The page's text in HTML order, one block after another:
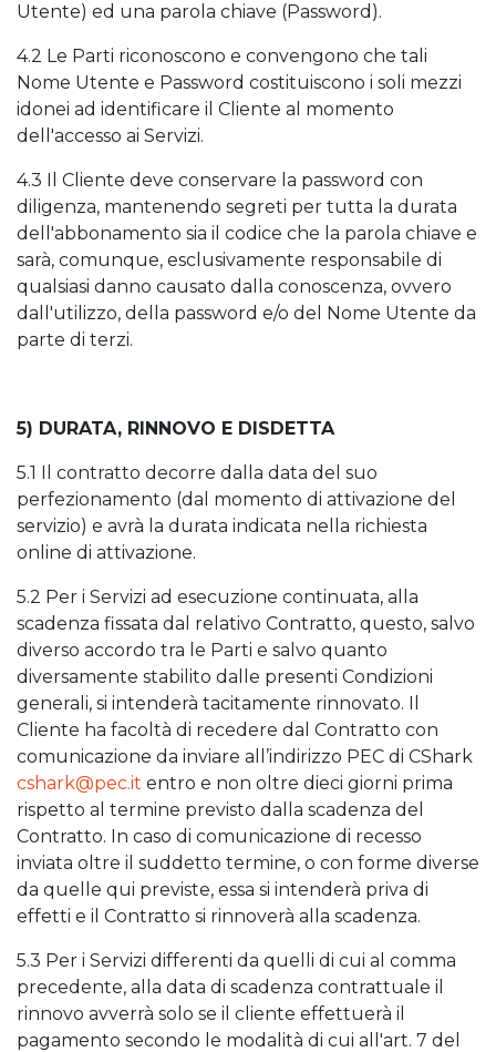
Utente) ed una parola chiave (Password).
4.2 Le Parti riconoscono e convengono che tali
Nome Utente e Password costituiscono i soli mezzi
idonei ad identificare il Cliente al momento
dell'accesso ai Servizi.
4.3 Il Cliente deve conservare la password con
diligenza, mantenendo segreti per tutta la durata
dell'abbonamento sia il codice che la parola chiave e
sarà, comunque, esclusivamente responsabile di
qualsiasi danno causato dalla conoscenza, ovvero
dall'utilizzo, della password e/o del Nome Utente da
parte di terzi.
5) DURATA, RINNOVO E DISDETTA
5.1 Il contratto decorre dalla data del suo
perfezionamento (dal momento di attivazione del
servizio) e avrà la durata indicata nella richiesta
online di attivazione.
5.2 Per i Servizi ad esecuzione continuata, alla
scadenza fissata dal relativo Contratto, questo, salvo
diverso accordo tra le Parti e salvo quanto
diversamente stabilito dalle presenti Condizioni
generali, si intenderà tacitamente rinnovato. Il
Cliente ha facoltà di recedere dal Contratto con
comunicazione da inviare all’indirizzo PEC di CShark
cshark@pec.it entro e non oltre dieci giorni prima
rispetto al termine previsto dalla scadenza del
Contratto. In caso di comunicazione di recesso
inviata oltre il suddetto termine, o con forme diverse
da quelle qui previste, essa si intenderà priva di
effetti e il Contratto si rinnoverà alla scadenza.
5.3 Per i Servizi differenti da quelli di cui al comma
precedente, alla data di scadenza contrattuale il
rinnovo avverrà solo se il cliente effettuerà il
pagamento secondo le modalità di cui all'art. 7 del